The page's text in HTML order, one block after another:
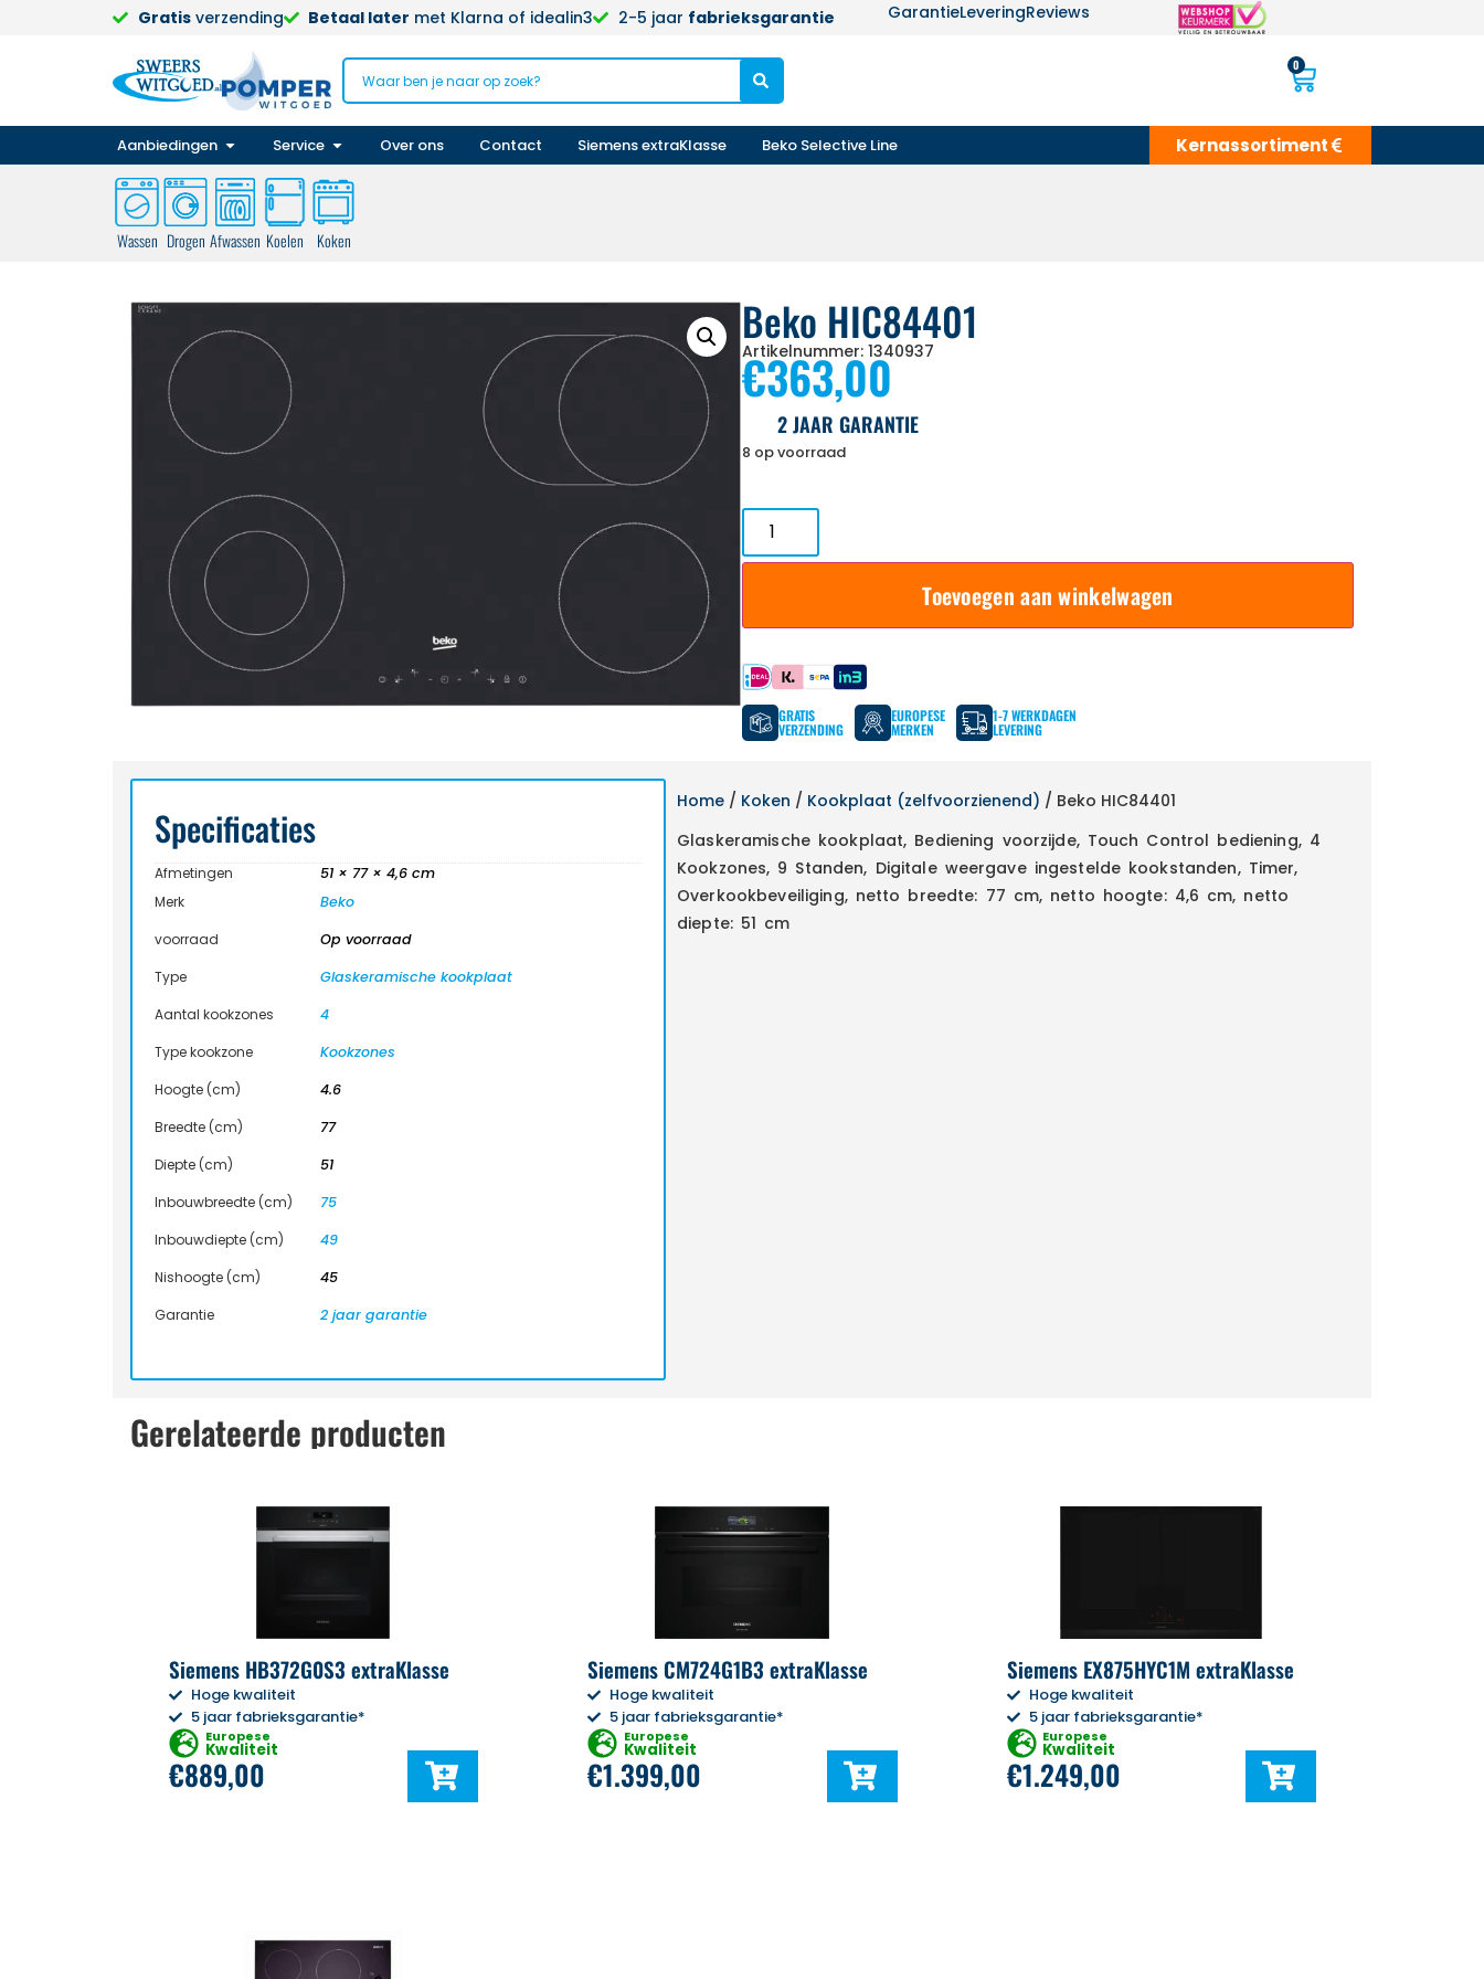
Gratisverzending Betaal later met Klarna of idealin3 2-5 jaar fabrieksgarantie GarantieLeveringReviews
0
Aanbiedingen Service Over ons Contact Siemens extraKlasse Beko Selective Line Kernassortiment
Wassen Drogen Afwassen Koelen Koken
Beko HIC84401
Artikelnummer: 1340937
€363,00
2 JAAR GARANTIE
8 op voorraad
Toevoegen aan winkelwagen
Betaal met
GRATIS
VERZENDING
EUROPESE
MERKEN
1-7 WERKDAGEN
LEVERING
Specificaties
Afmetingen
51 × 77 × 4,6 cm
Merk
Beko
voorraad
Op voorraad
Type
Glaskeramische kookplaat
Aantal kookzones
4
Type kookzone
Kookzones
Hoogte (cm)
4.6
Breedte (cm)
77
Diepte (cm)
51
Inbouwbreedte (cm)
75
Inbouwdiepte (cm)
49
Nishoogte (cm)
45
Garantie
2 jaar garantie
Home / Koken / Kookplaat (zelfvoorzienend) / Beko HIC84401
Glaskeramische kookplaat, Bediening voorzijde, Touch Control bediening, 4
Kookzones, 9 Standen, Digitale weergave ingestelde kookstanden, Timer,
Overkookbeveiliging, netto breedte: 77 cm, netto hoogte: 4,6 cm, netto
diepte: 51 cm
Gerelateerde producten
Siemens HB372G0S3 extraKlasse
Hoge kwaliteit
5 jaar fabrieksgarantie*
Europese
Kwaliteit
€889,00
Siemens CM724G1B3 extraKlasse
Hoge kwaliteit
5 jaar fabrieksgarantie*
Europese
Kwaliteit
€1.399,00
Siemens EX875HYC1M extraKlasse
Hoge kwaliteit
5 jaar fabrieksgarantie*
Europese
Kwaliteit
€1.249,00